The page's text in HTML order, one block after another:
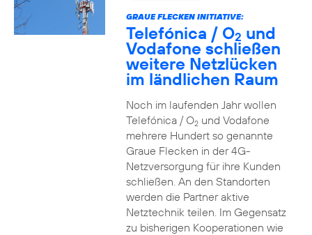
GRAUE FLECKEN INITIATIVE:
Telefónica / O2 und
Vodafone schließen
weitere Netzlücken
im ländlichen Raum
Noch im laufenden Jahr wollen
Telefónica / O2und Vodafone
mehrere Hundert so genannte
Graue Flecken in der 4G-
Netzversorgung für ihre Kunden
schließen. An den Standorten
werden die Partner aktive
Netztechnik teilen. Im Gegensatz
zu bisherigen Kooperationen wie